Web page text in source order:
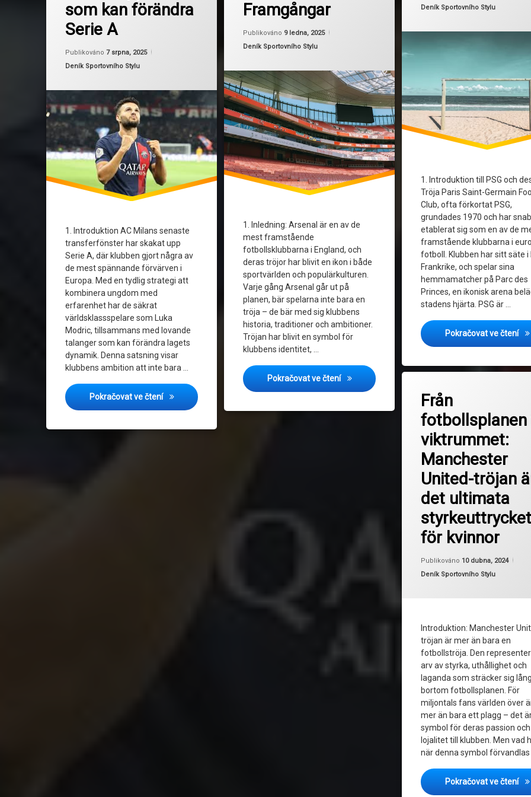
som kan förändra
Serie A
Publikováno 7 srpna, 2025
Kategorie:
Deník Sportovního Stylu
1. Introduktion AC Milans senaste
transferfönster har skakat upp
Serie A, där klubben gjort några av
de mest spännande förvärven i
Europa. Med en tydlig strategi att
kombinera ungdom med
erfarenhet har de säkrat
världsklassspelare som Luka
Modric, tillsammans med lovande
talanger som kan förändra lagets
dynamik. Denna satsning visar
klubbens ambition att inte bara …
Pokračovat ve čteníAC Milans storsatsning: Modric och två andra toppförvärv som kan förändra Serie A
GoncaloRamos
LukaModric
SerieA
Framgångar
Publikováno 9 ledna, 2025
Kategorie:
Deník Sportovního Stylu
1. Inledning: Arsenal är en av de
mest framstående
fotbollsklubbarna i England, och
deras tröjor har blivit en ikon i både
sportvärlden och populärkulturen.
Varje gång Arsenal går ut på
planen, bär spelarna inte bara en
tröja – de bär med sig klubbens
historia, traditioner och ambitioner.
Tröjan har blivit en symbol för
klubbens identitet, …
Pokračovat ve čteníDen Osynliga Kopplingen: Arsenal Tröjor och
ArsenalTröjor
Fotboll
Fotbollströjor
Invincibles
Retrotröjor
Tröjdesign
Kategorie:
Deník Sportovního Stylu
1. Introduktion till PSG och
Tröja Paris Saint-Germain
Club, ofta förkortat PSG,
grundades 1970 och har
etablerat sig som en av de
framstående klubbarna i
fotboll. Klubben har sitt säte i
Frankrike, och spelar sina
hemmamatcher på Parc des
Princes, en ikonisk arena
stadens hjärta. PSG är …
Pokračovat ve čtení
ParisSaintGermain
PSG
Tröjor
Från
fotbollsplanen
viktrummet:
Manchester
United-tröjan
det ultimata
styrkeuttrycket
för kvinnor
Publikováno 10 dubna, 2024
Kategorie:
Deník Sportovního Stylu
Introduktion: Manchester
tröjan är mer än bara en
fotbollströja. Den
arv av styrka, uthållighet och
laganda som sträcker sig
bortom fotbollsplanen. För
miljontals fans världen över
mer än bara ett plagg – det
symbol för deras passion och
lojalitet till klubben. Men vad
när denna symbol förvandlas
Pokračovat ve čtení
Fitness
Fotboll
Manchester United
Självförtroende
Styrketräning för kvinnor